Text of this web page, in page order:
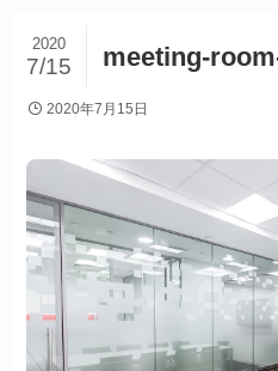
meeting-
2020
7/15
2020年7月15日